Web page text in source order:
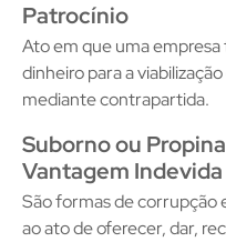
Patrocínio
Ato em que uma
dinheiro para a
mediante contrapartida.
Suborno ou
Vantagem Indevida
São formas de corrupção
ao ato de oferecer, dar,